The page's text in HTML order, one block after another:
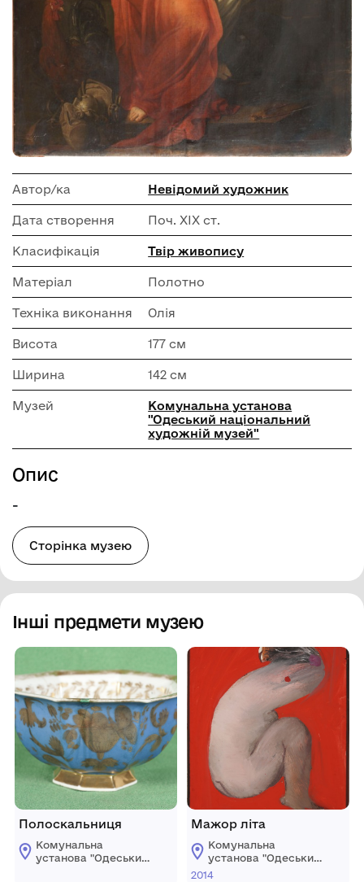
Автор/ка Невідомий художник
Дата створення Поч. ХІХ ст.
Класифікація Твір живопису
Матеріал Полотно
Техніка виконання Олія
Висота 177 см
Ширина 142 см
Музей
Комунальна установа
"Одеський національний
художній музей"
Опис
-
Сторінка музею
Інші предмети музею
Полоскальниця
Комунальна
установа "Одеський
Мажор літа
Комунальна
установа "Одеський
національний
2014